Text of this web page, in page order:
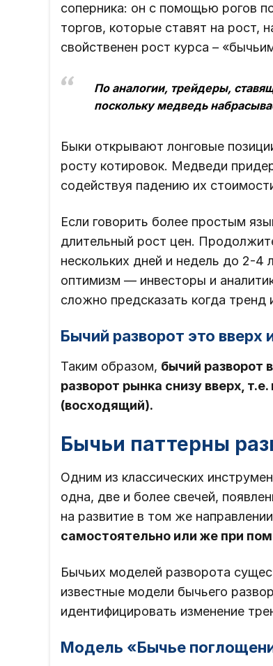
соперника: он с помощью рогов
торгов, которые ставят на рост,
свойственен рост курса –
По аналогии, трейдеры,
поскольку медведь
Быки открывают лонговые
росту котировок. Медведи
содействуя падению их
Если говорить более простым
длительный рост цен.
нескольких дней и недель до 2-4
оптимизм — инвесторы и
сложно предсказать когда тренд
Бычий разворот это вверх
Таким образом, бычий разворот
разворот рынка снизу вверх,
(восходящий).
Бычьи паттерны
Одним из классических
одна, две и более свечей,
на развитие в том же
самостоятельно или же при
Бычьих моделей разворота
известные модели бычьего
идентифицировать изменение
Модель «Бычье